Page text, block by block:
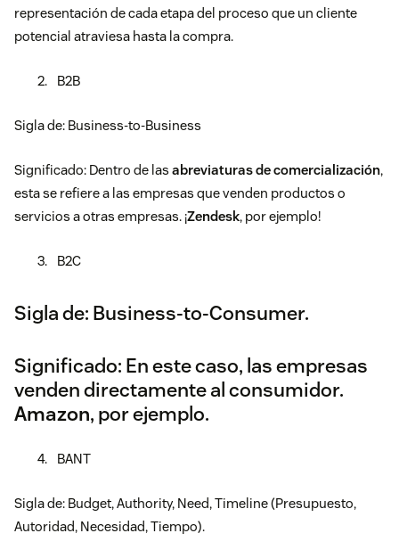
representación de cada etapa del proceso que un cliente
potencial atraviesa hasta la compra.
B2B
Sigla de: Business-to-Business
Significado: Dentro de las abreviaturas de comercialización,
esta se refiere a las empresas que venden productos o
servicios a otras empresas. ¡Zendesk, por ejemplo!
B2C
Sigla de: Business-to-Consumer.
Significado: En este caso, las empresas
venden directamente al consumidor.
Amazon, por ejemplo.
BANT
Sigla de: Budget, Authority, Need, Timeline (Presupuesto,
Autoridad, Necesidad, Tiempo).